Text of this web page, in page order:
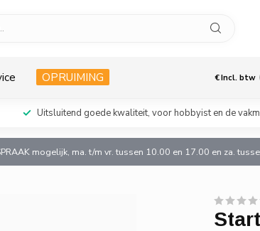
OPRUIMING €Incl. btw
Uitsluitend goede kwaliteit, voor hobbyist en de
mogelijk, ma. t/m vr. tussen 10.00 en 17.00 en za.